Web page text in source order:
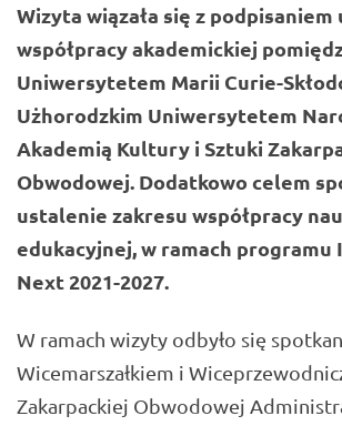
Wizyta wiązała się z podpisaniem
współpracy akademickiej
Uniwersytetem Marii Curie-
Użhorodzkim Uniwersytetem
Akademią Kultury i Sztuki
Obwodowej. Dodatkowo celem
ustalenie zakresu współpracy
edukacyjnej, w ramach programu
Next 2021-2027.
W ramach wizyty odbyło się
Wicemarszałkiem i
Zakarpackiej Obwodowej